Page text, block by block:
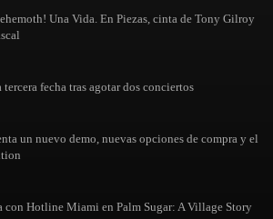
Una Vida. En Piezas, cinta de Tony Gilroy
fecha tras agotar dos conciertos
un nuevo demo, nuevas opciones de compra y el
con Hotline Miami en Palm Sugar: A Village Story